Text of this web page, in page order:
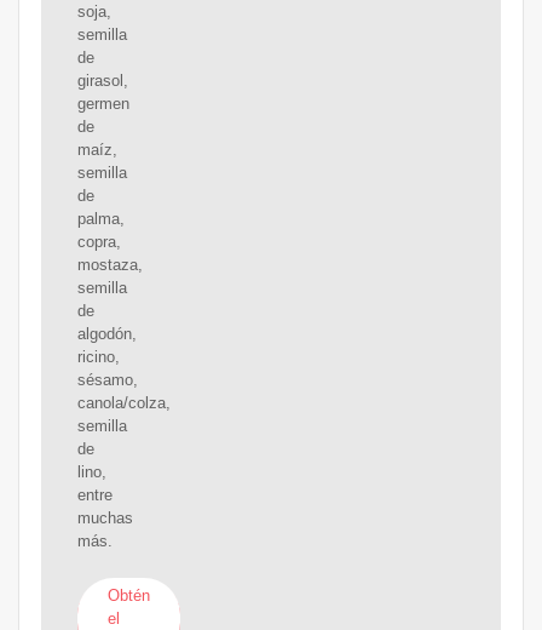
soja,
semilla
de
girasol,
germen
de
maíz,
semilla
de
palma,
copra,
mostaza,
semilla
de
algodón,
ricino,
sésamo,
canola/colza,
semilla
de
lino,
entre
muchas
más.
Obtén
el